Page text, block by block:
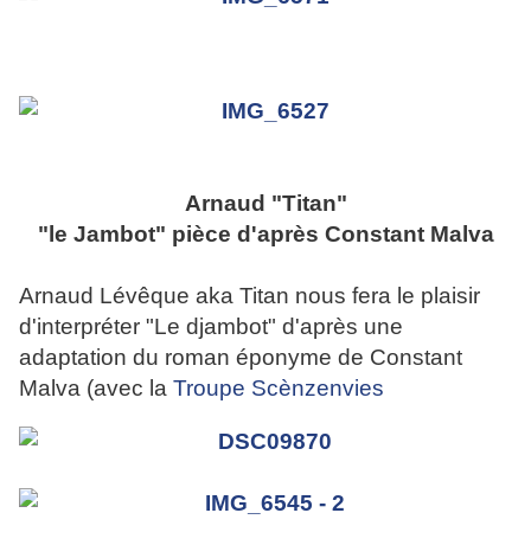
Arnaud "Titan"
"le Jambot" pièce d'après Constant Malva
Arnaud Lévêque aka Titan nous fera le plaisir
d'interpréter "Le djambot" d'après une
adaptation du roman éponyme de Constant
Malva (avec la Troupe Scènzenvies